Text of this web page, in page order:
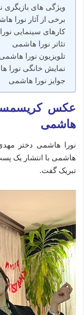
ویژگی‌ های بازیگری
برخی از آثار نورا
کارهای سینمایی
تئاتر نورا هاشمی
تلویزیون نورا هاشمی
نمایش خانگی نورا
جوایز نورا هاشمی
عکس
هاشمی
هاشمی با انتشار یک
تبریک گفت.